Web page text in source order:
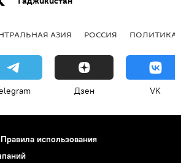
АЗИЯ РОССИЯ ПОЛИТИКА
Дзен VK
Правила использования